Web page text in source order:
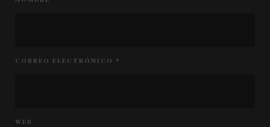
CORREO ELECTRÓNICO *
WEB